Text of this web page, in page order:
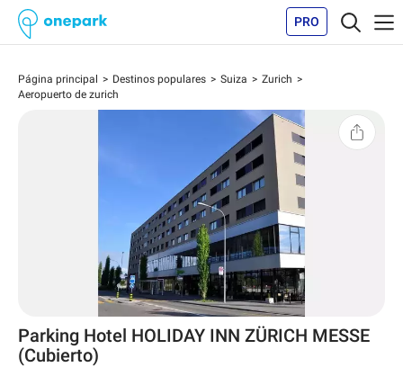
PRO
Página principal Destinos populares Suiza
Zurich
Aeropuerto de zurich
Parking Hotel HOLIDAY INN ZÜRICH MESSE
(Cubierto)